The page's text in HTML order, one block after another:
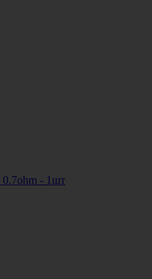
- 1шт